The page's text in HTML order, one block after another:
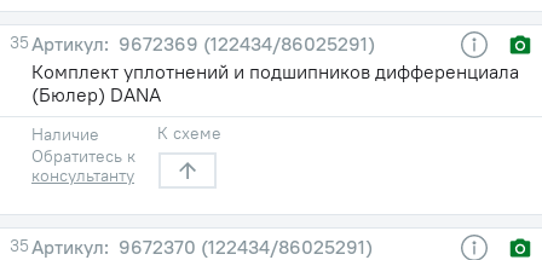
35
9672369 (122434/86025291)
Комплект уплотнений и подшипников дифференциала
(Бюлер) DANA
Наличие
Обратитесь к
консультанту
К схеме
35
9672370 (122434/86025291)